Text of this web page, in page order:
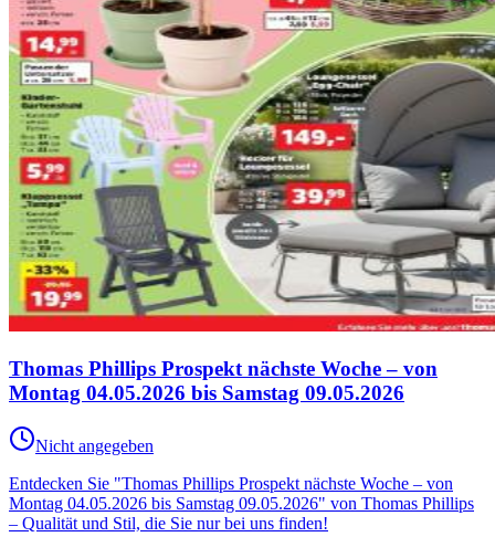
Thomas Phillips Prospekt nächste Woche – von
Montag 04.05.2026 bis Samstag 09.05.2026
Nicht angegeben
Entdecken Sie "Thomas Phillips Prospekt nächste Woche – von
Montag 04.05.2026 bis Samstag 09.05.2026" von Thomas Phillips
– Qualität und Stil, die Sie nur bei uns finden!